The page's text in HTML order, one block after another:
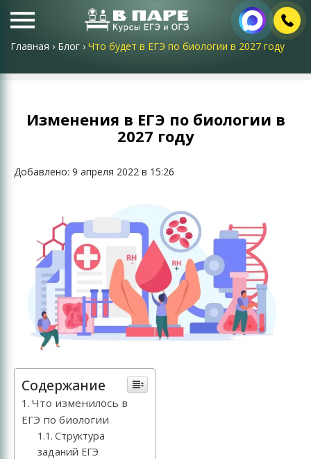
Главная › Блог › Что будет в ЕГЭ по биологии в 2027 году
Изменения в ЕГЭ по биологии в
2027 году
Добавлено: 9 апреля 2022 в 15:26
Содержание
Что изменилось в
ЕГЭ по биологии
Структура
заданий ЕГЭ